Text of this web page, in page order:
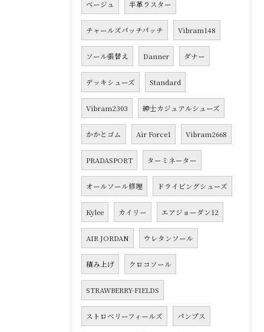
ベージュ 半革ラスター
チャールズパッチパッチ Vibram148
ソール張替え Danner ダナー
デッキシューズ Standard
Vibram2303 紳士カジュアルシューズ
かかとゴム Air Force1 Vibram2668
PRADASPORT ターミネーター
オールソール修理 ドライビングシューズ
Kylee カイリー エアジョーダン12
AIR JORDAN ウレタンソール
積み上げ クロコソール
STRAWBERRY-FIELDS
ストロベリーフィールズ パンプス